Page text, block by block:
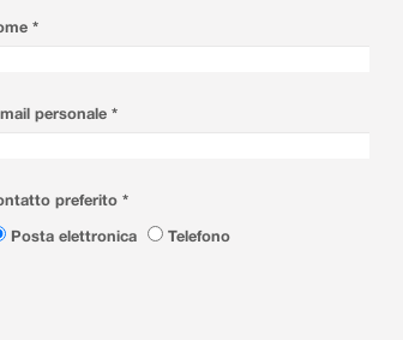
*
personale *
preferito *
Posta elettronica
Telefono